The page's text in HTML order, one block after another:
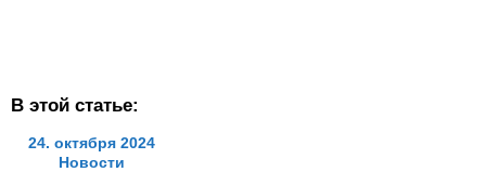
В этой статье:
24. октября 2024
Новости